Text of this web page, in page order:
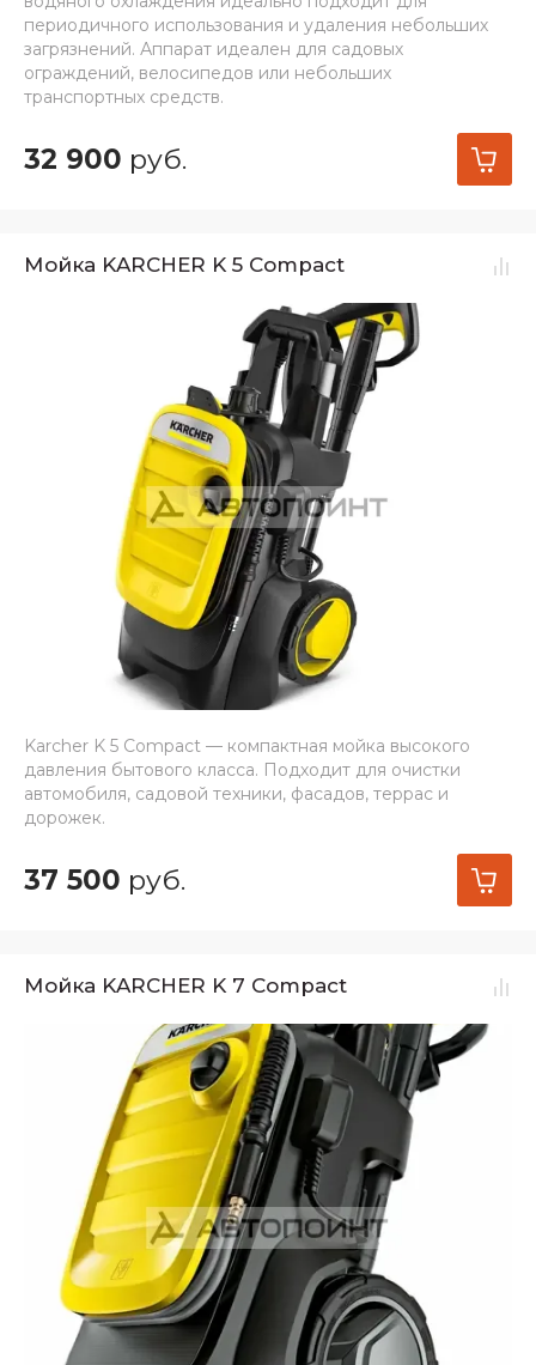
периодичного использования и удаления небольших
загрязнений. Аппарат идеален для садовых
ограждений, велосипедов или небольших
транспортных средств.
32 900 руб.
Мойка KARCHER K 5 Compact
Karcher K 5 Compact — компактная мойка высокого
давления бытового класса. Подходит для очистки
автомобиля, садовой техники, фасадов, террас и
дорожек.
37 500 руб.
Мойка KARCHER K 7 Compact